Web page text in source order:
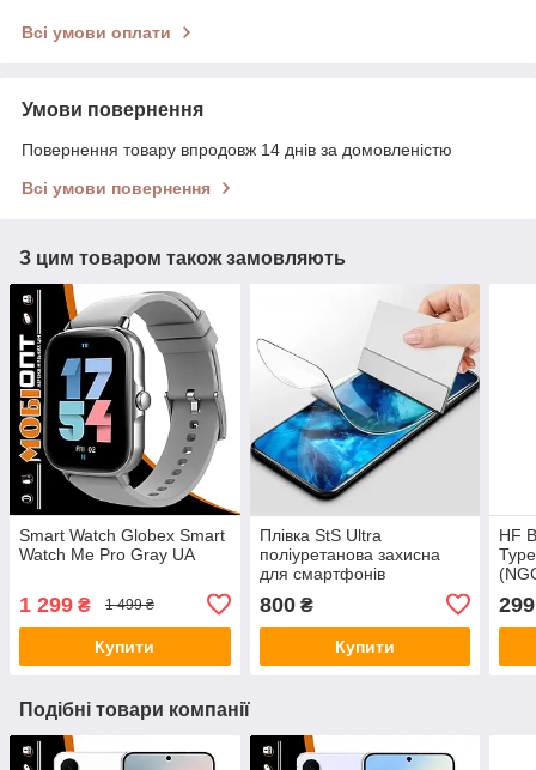
Всі умови оплати
Умови повернення
Повернення товару впродовж 14 днів за домовленістю
Всі умови повернення
З цим товаром також замовляють
Smart Watch Globex Smart
Watch Me Pro Gray UA
1 299 ₴ 1 499 ₴
Купити
Плівка StS Ultra
поліуретанова захисна
для смартфонів
800₴
Купити
HF
299
Подібні товари компанії